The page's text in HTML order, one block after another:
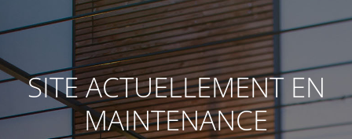
SITE ACTUELLEMENT EN
MAINTENANCE